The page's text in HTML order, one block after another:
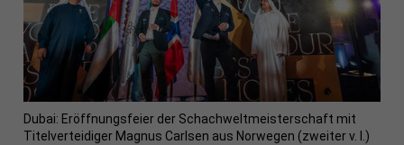
Dubai: Eröffnungsfeier der Schachweltmeisterschaft mit
Titelverteidiger Magnus Carlsen aus Norwegen (zweiter v. l.)